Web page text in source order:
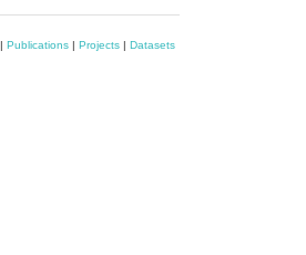
| Publications | Projects | Datasets